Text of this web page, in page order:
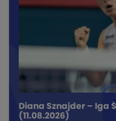
Diana Sznajder – Iga
(11.08.2026)